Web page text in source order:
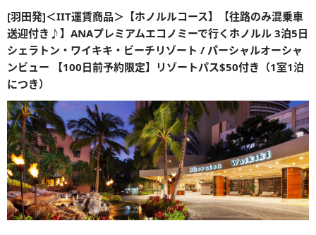
[羽田発]＜IIT運賃商品＞【ホノルルコース】【往路のみ混乗車
送迎付き♪】ANAプレミアムエコノミーで行くホノルル 3泊5日
シェラトン・ワイキキ・ビーチリゾート / パーシャルオーシャ
ンビュー 【100日前予約限定】リゾートパス$50付き（1室1泊
につき）